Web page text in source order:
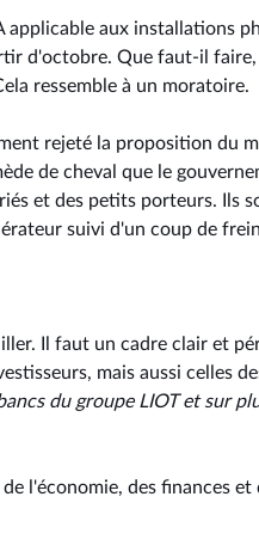
applicable aux installations
d'octobre. Que faut-il
ressemble à un moratoire.
rejeté la proposition du
de cheval que le
et des petits porteurs. Ils
suivi d'un coup de
Il faut un cadre clair et
mais aussi celles
du groupe LIOT et sur
l'économie, des finances